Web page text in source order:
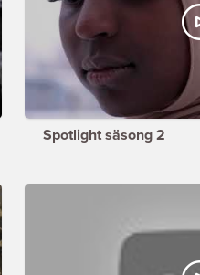
Spotlight säsong 2